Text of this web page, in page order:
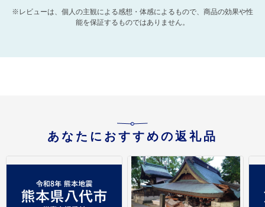
※レビューは、個人の主観による感想・体感によるもので、商品の効果や性
能を保証するものではありません。
あなたにおすすめの返礼品